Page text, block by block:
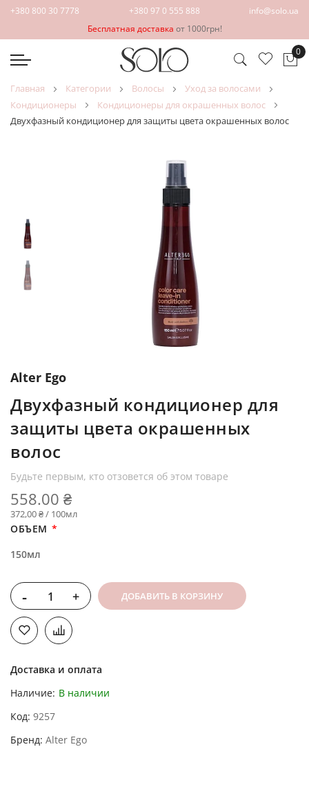
+380 800 30 7778 +380 97 0 555 888
info@solo.ua
Бесплатная доставка от 1000грн!
0
главная категории волосы
уход за волосами
кондиционеры
кондиционеры для окрашенных волос
Двухфазный кондиционер для защиты цвета окрашенных волос
Alter Ego
Двухфазный кондиционер для
защиты цвета окрашенных
волос
Будьте первым, кто отзовется об этом товаре
558.00 ₴
372,00 ₴ / 100мл
ОБЪЕМ
150мл
- + ДОБАВИТЬ В КОРЗИНУ
Доставка и оплата
Наличие: В наличии
Код 9257
Бренд Alter Ego